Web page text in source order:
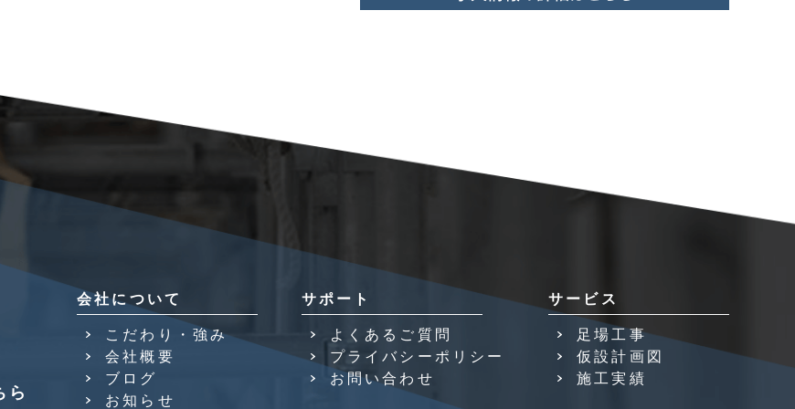
ら
会社について
こだわり・強み
会社概要
ブログ
お知らせ
サポート
よくあるご質問
プライバシーポリシー
お問い合わせ
サービス
足場工事
仮設計画図
施工実績